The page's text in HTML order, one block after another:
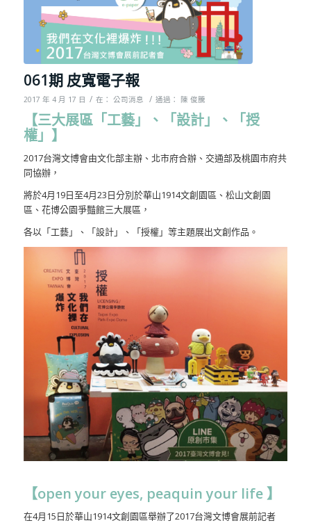
061期 皮寬電子報
2017 年 4 月 17 日 / 在： 公司消息 / 通過： 陳 俊騰
【三大展區「工藝」、「設計」、「授
權」】
2017台灣文博會由文化部主辦、北市府合辦、交通部及桃園市府共
同協辦，
將於4月19日至4月23日分別於華山1914文創園區、松山文創園
區、花博公園爭豔館三大展區，
各以「工藝」、「設計」、「授權」等主題展出文創作品。
【open your eyes, peaquin your life 】
在4月15日於華山1914文創園區舉辦了2017台灣文博會展前記者